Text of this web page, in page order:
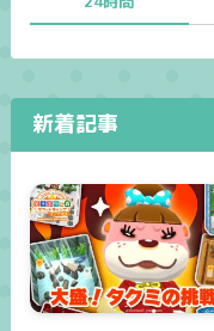
新着記事